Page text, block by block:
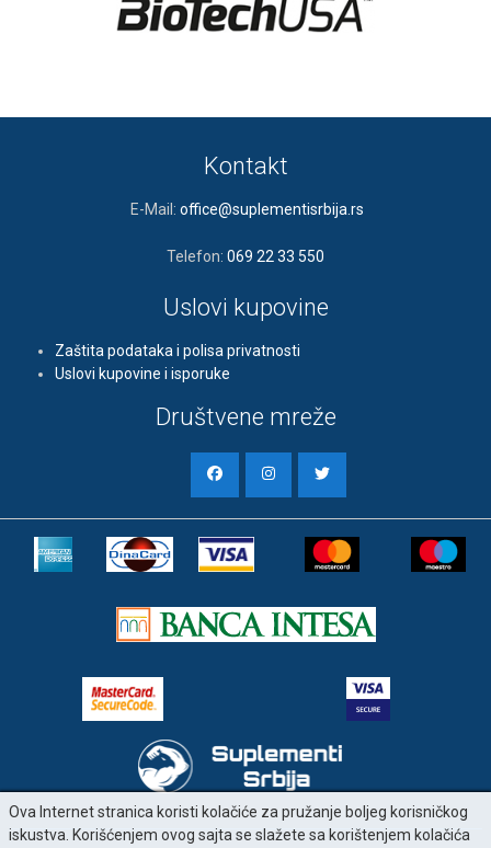
Kontakt
E-Mail: office@suplementisrbija.rs
Telefon: 069 22 33 550
Uslovi kupovine
Zaštita podataka i polisa privatnosti
Uslovi kupovine i isporuke
Društvene mreže
Ova Internet stranica koristi kolačiće za pružanje boljeg korisničkog
iskustva. Korišćenjem ovog sajta se slažete sa korištenjem kolačića